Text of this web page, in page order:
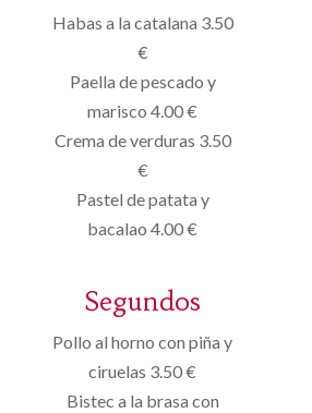
Habas a la catalana 3.50
€
Paella de pescado y
marisco 4.00 €
Crema deverduras 3.50
€
Pastel depatata y
bacalao 4.00 €
Segundos
Pollo al horno con piña y
ciruelas 3.50 €
Bistec a la brasa con